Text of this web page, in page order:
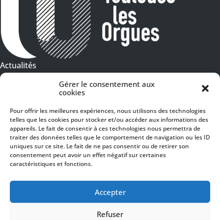
Gérer le consentement aux
cookies
Pour offrir les meilleures expériences, nous utilisons des technologies
telles que les cookies pour stocker et/ou accéder aux informations des
appareils. Le fait de consentir à ces technologies nous permettra de
traiter des données telles que le comportement de navigation ou les ID
uniques sur ce site. Le fait de ne pas consentir ou de retirer son
consentement peut avoir un effet négatif sur certaines
caractéristiques et fonctions.
Accepter
Refuser
Actualités
Presse
Programme PDF
Billetterie
Recrutement
Mentions légales
Politique de confidentialité